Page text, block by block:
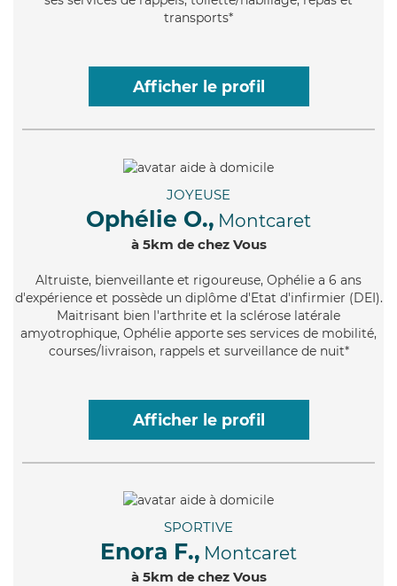
transports*
Afficher le profil
JOYEUSE
Ophélie O., Montcaret
à 5km de chez Vous
Altruiste, bienveillante et rigoureuse, Ophélie a 6 ans
d'expérience et possède un diplôme d'Etat d'infirmier (DEI).
Maitrisant bien l'arthrite et la sclérose latérale
amyotrophique, Ophélie apporte ses services de mobilité,
courses/livraison, rappels et surveillance de nuit*
Afficher le profil
SPORTIVE
Enora F., Montcaret
à 5km de chez Vous